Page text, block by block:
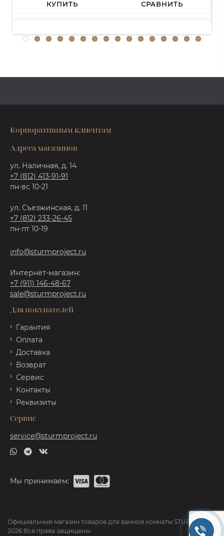
КУПИТЬ СРАВНИТЬ
Корпоративным клиентам
Адреса магазинов
ул. Наличная, д. 14
+7 (812) 413-91-91
пн-вс 10-21
ул. Съезжинская, д. 11
+7 (812) 233-26-45
пн-пт 10-19
info@sturmproject.ru
Интернет-магазин:
+7 (911) 146-48-67
sale@sturmproject.ru
Для покупателей
Гарантия
Оплата
Доставка
Возврат
Сервис
Контакты
Реквизиты
Сервис
service@sturmproject.ru
Мы принимаем:
Официальный магазин товаров для ванной комнаты STURM ©
2026 Все права защищены.